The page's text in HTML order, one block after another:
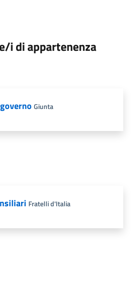
i di appartenenza
Giunta
Fratelli d'Italia